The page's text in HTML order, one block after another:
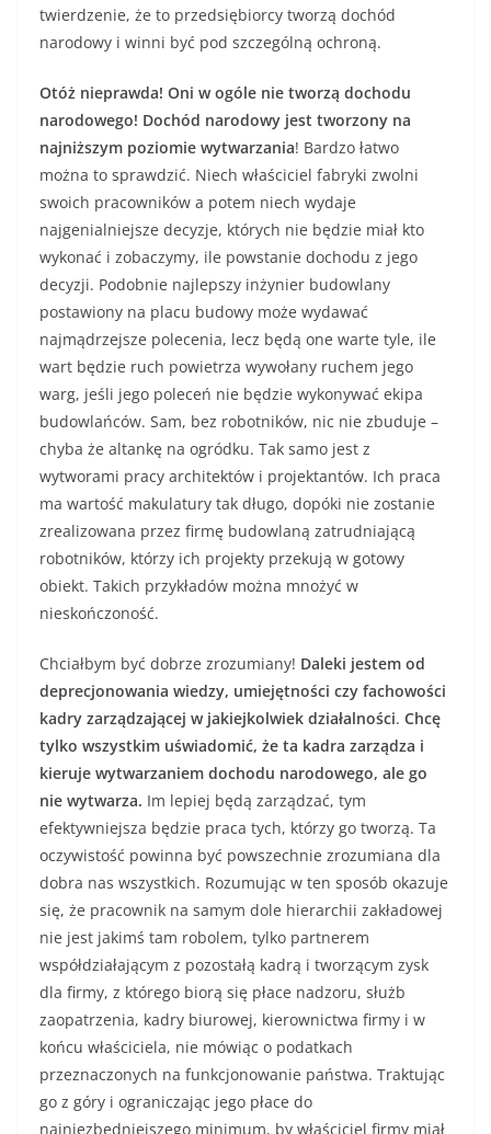
twierdzenie, że to przedsiębiorcy tworzą dochód
narodowy i winni być pod szczególną ochroną.
Otóż nieprawda! Oni w ogóle nie tworzą dochodu
narodowego! Dochód narodowy jest tworzony na
najniższym poziomie wytwarzania! Bardzo łatwo
można to sprawdzić. Niech właściciel fabryki zwolni
swoich pracowników a potem niech wydaje
najgenialniejsze decyzje, których nie będzie miał kto
wykonać i zobaczymy, ile powstanie dochodu z jego
decyzji. Podobnie najlepszy inżynier budowlany
postawiony na placu budowy może wydawać
najmądrzejsze polecenia, lecz będą one warte tyle, ile
wart będzie ruch powietrza wywołany ruchem jego
warg, jeśli jego poleceń nie będzie wykonywać ekipa
budowlańców. Sam, bez robotników, nic nie zbuduje –
chyba że altankę na ogródku. Tak samo jest z
wytworami pracy architektów i projektantów. Ich praca
ma wartość makulatury tak długo, dopóki nie zostanie
zrealizowana przez firmę budowlaną zatrudniającą
robotników, którzy ich projekty przekują w gotowy
obiekt. Takich przykładów można mnożyć w
nieskończoność.
Chciałbym być dobrze zrozumiany! Daleki jestem od
deprecjonowania wiedzy, umiejętności czy fachowości
kadry zarządzającej w jakiejkolwiek działalności. Chcę
tylko wszystkim uświadomić, że ta kadra zarządza i
kieruje wytwarzaniem dochodu narodowego, ale go
nie wytwarza. Im lepiej będą zarządzać, tym
efektywniejsza będzie praca tych, którzy go tworzą. Ta
oczywistość powinna być powszechnie zrozumiana dla
dobra nas wszystkich. Rozumując w ten sposób okazuje
się, że pracownik na samym dole hierarchii zakładowej
nie jest jakimś tam robolem, tylko partnerem
współdziałającym z pozostałą kadrą i tworzącym zysk
dla firmy, z którego biorą się płace nadzoru, służb
zaopatrzenia, kadry biurowej, kierownictwa firmy i w
końcu właściciela, nie mówiąc o podatkach
przeznaczonych na funkcjonowanie państwa. Traktując
go z góry i ograniczając jego płace do
najniezbędniejszego minimum, by właściciel firmy miał